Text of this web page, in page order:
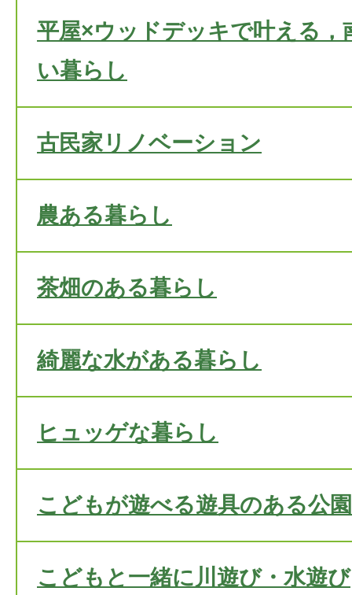
平屋×ウッドデッキで叶える，
い暮らし
古民家リノベーション
農ある暮らし
茶畑のある暮らし
綺麗な水がある暮らし
ヒュッゲな暮らし
こどもが遊べる遊具のある公園
こどもと一緒に川遊び・水遊び